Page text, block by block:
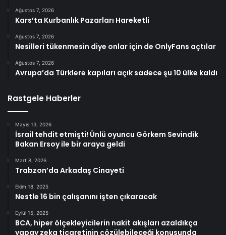
Ağustos 7, 2026
Kars’ta Kurbanlık Pazarları Hareketli
Ağustos 7, 2026
Nesilleri tükenmesin diye onlar için de OnlyFans açtılar
Ağustos 7, 2026
Avrupa’da Türklere kapıları açık sadece şu 10 ülke kaldı
Rastgele Haberler
Mayıs 13, 2026
İsrail tehdit etmişti! Ünlü oyuncu Görkem Sevindik
Bakan Ersoy ile bir araya geldi
Mart 8, 2026
Trabzon’da Arkadaş Cinayeti
Ekim 18, 2025
Nestle 16 bin çalışanını işten çıkaracak
Eylül 15, 2025
BCA, hiper ölçekleyicilerin nakit akışları azaldıkça
yapay zeka ticaretinin çözülebileceği konusunda